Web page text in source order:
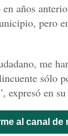
años
pero
me
sólo
expresó en
al canal de